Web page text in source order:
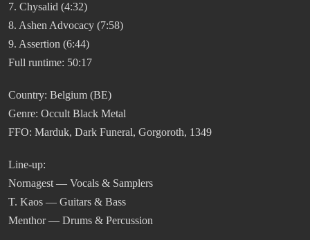
7. Chysalid (4:32)
8. Ashen Advocacy (7:58)
9. Assertion (6:44)
Full runtime: 50:17
Country: Belgium (BE)
Genre: Occult Black Metal
FFO: Marduk, Dark Funeral, Gorgoroth, 1349
Line-up:
Nornagest — Vocals & Samplers
T. Kaos — Guitars & Bass
Menthor — Drums & Percussion